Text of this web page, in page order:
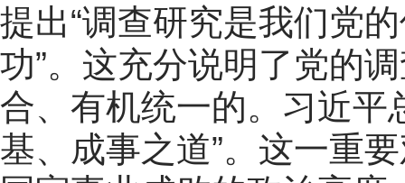
提出“调查研究是我们党
功”。这充分说明了党的
合、有机统一的。习近平
基、成事之道”。这一重